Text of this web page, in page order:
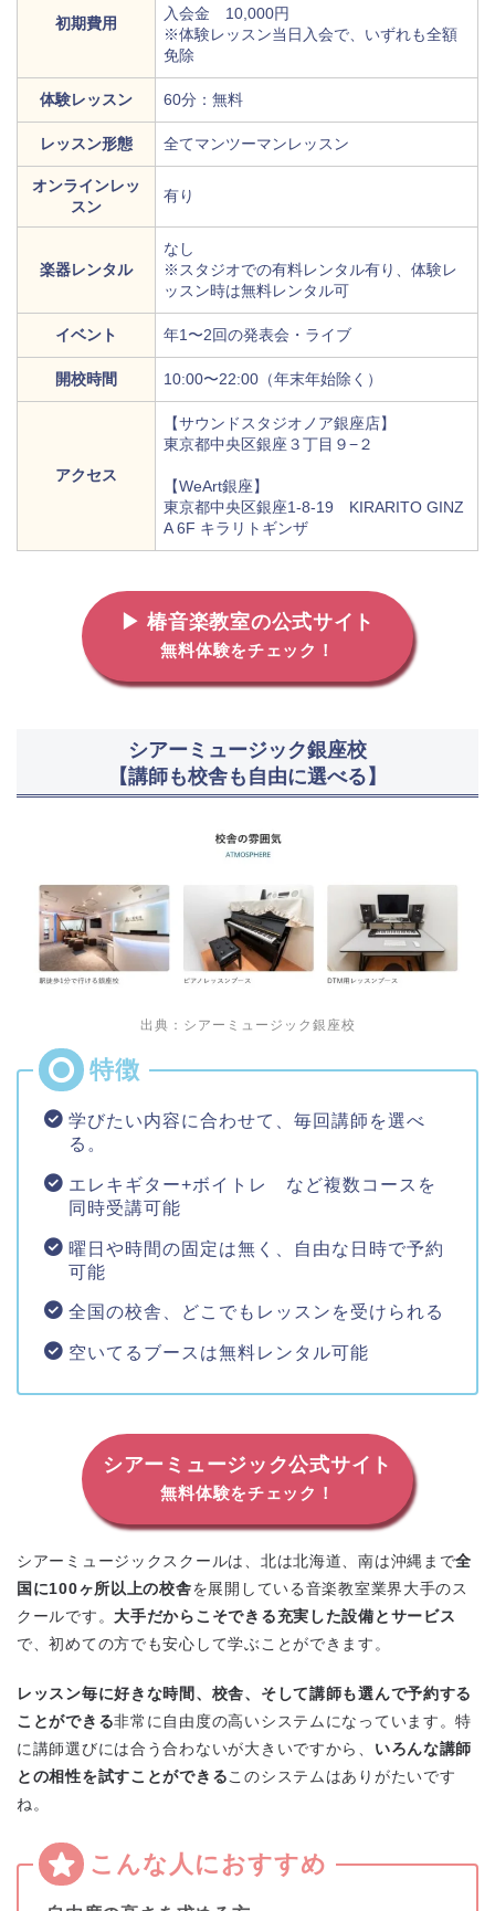
初期費用
入会金 10,000円
※体験レッスン当日入会で、いずれも全額
免除
体験レッスン 60分：無料
レッスン形態 全てマンツーマンレッスン
オンラインレッ
スン
有り
楽器レンタル
なし
※スタジオでの有料レンタル有り、体験レ
ッスン時は無料レンタル可
イベント 年1〜2回の発表会・ライブ
開校時間 10:00〜22:00（年末年始除く）
アクセス
【サウンドスタジオノア銀座店】
東京都中央区銀座３丁目９−２
【WeArt銀座】
東京都中央区銀座1-8-19 KIRARITO GINZ
A 6F キラリトギンザ
▶ 椿音楽教室の公式サイト
無料体験をチェック！
シアーミュージック銀座校
【講師も校舎も自由に選べる】
出典：シアーミュージック銀座校
学びたい内容に合わせて、毎回講師を選べ
る。
エレキギター+ボイトレ など複数コースを
同時受講可能
曜日や時間の固定は無く、自由な日時で予約
可能
全国の校舎、どこでもレッスンを受けられる
空いてるブースは無料レンタル可能
シアーミュージック公式サイト
無料体験をチェック！
シアーミュージックスクールは、北は北海道、南は沖縄まで全
国に100ヶ所以上の校舎を展開している音楽教室業界大手のス
クールです。 大手だからこそできる充実した設備とサービス
で、初めての方でも安心して学ぶことができます。
レッスン毎に好きな時間、校舎、そして講師も選んで予約する
ことができる非常に自由度の高いシステムになっています。特
に講師選びには合う合わないが大きいですから、 いろんな講師
との相性を試すことができるこのシステムはありがたいです
ね。